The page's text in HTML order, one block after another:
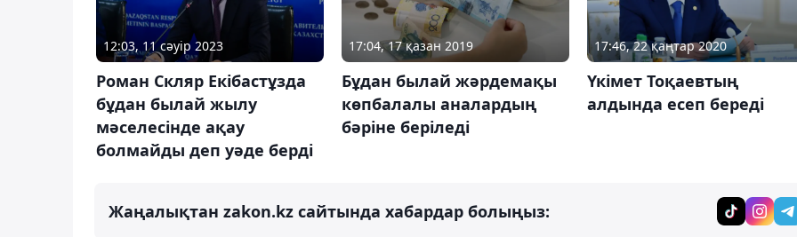
12:03, 11 сәуір 2023
Роман Скляр Екібастұзда
бұдан былай жылу
мәселесінде ақау
болмайды деп уәде берді
17:04, 17 қазан 2019
Бұдан былай жәрдемақы
көпбалалы аналардың
бәріне беріледі
17:46, 22 қаңтар 2020
Үкімет Тоқаевтың
алдында есеп береді
Жаңалықтан zakon.kz сайтында хабардар болыңыз: